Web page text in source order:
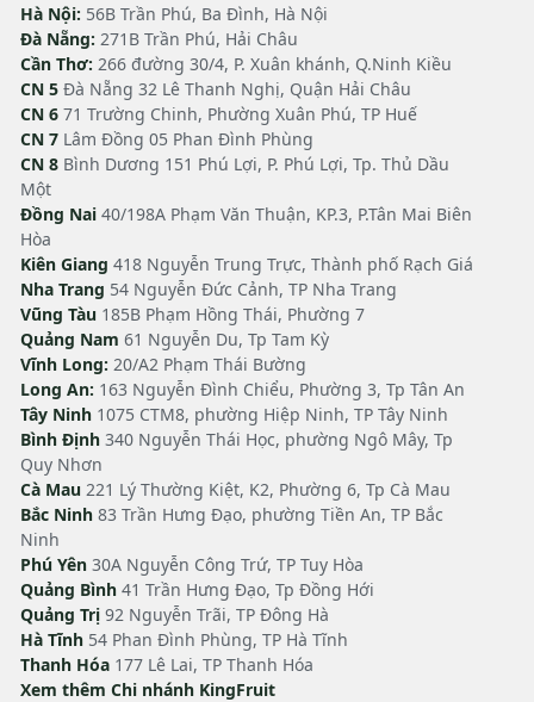
Hà Nội: 56B Trần Phú, Ba Đình, Hà Nội
Đà Nẵng: 271B Trần Phú, Hải Châu
Cần Thơ: 266 đường 30/4, P. Xuân khánh, Q.Ninh Kiều
CN 5 Đà Nẵng 32 Lê Thanh Nghị, Quận Hải Châu
CN 6 71 Trường Chinh, Phường Xuân Phú, TP Huế
CN 7 Lâm Đồng 05 Phan Đình Phùng
CN 8 Bình Dương 151 Phú Lợi, P. Phú Lợi, Tp. Thủ Dầu
Một
Đồng Nai 40/198A Phạm Văn Thuận, KP.3, P.Tân Mai Biên
Hòa
Kiên Giang 418 Nguyễn Trung Trực, Thành phố Rạch Giá
Nha Trang 54 Nguyễn Đức Cảnh, TP Nha Trang
Vũng Tàu 185B Phạm Hồng Thái, Phường 7
Quảng Nam 61 Nguyễn Du, Tp Tam Kỳ
Vĩnh Long: 20/A2 Phạm Thái Bường
Long An: 163 Nguyễn Đình Chiểu, Phường 3, Tp Tân An
Tây Ninh 1075 CTM8, phường Hiệp Ninh, TP Tây Ninh
Bình Định 340 Nguyễn Thái Học, phường Ngô Mây, Tp
Quy Nhơn
Cà Mau 221 Lý Thường Kiệt, K2, Phường 6, Tp Cà Mau
Bắc Ninh 83 Trần Hưng Đạo, phường Tiền An, TP Bắc
Ninh
Phú Yên 30A Nguyễn Công Trứ, TP Tuy Hòa
Quảng Bình 41 Trần Hưng Đạo, Tp Đồng Hới
Quảng Trị 92 Nguyễn Trãi, TP Đông Hà
Hà Tĩnh 54 Phan Đình Phùng, TP Hà Tĩnh
Thanh Hóa 177 Lê Lai, TP Thanh Hóa
Xem thêm Chi nhánh KingFruit